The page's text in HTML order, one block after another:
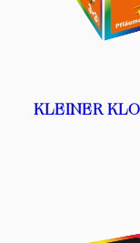
KLEINER